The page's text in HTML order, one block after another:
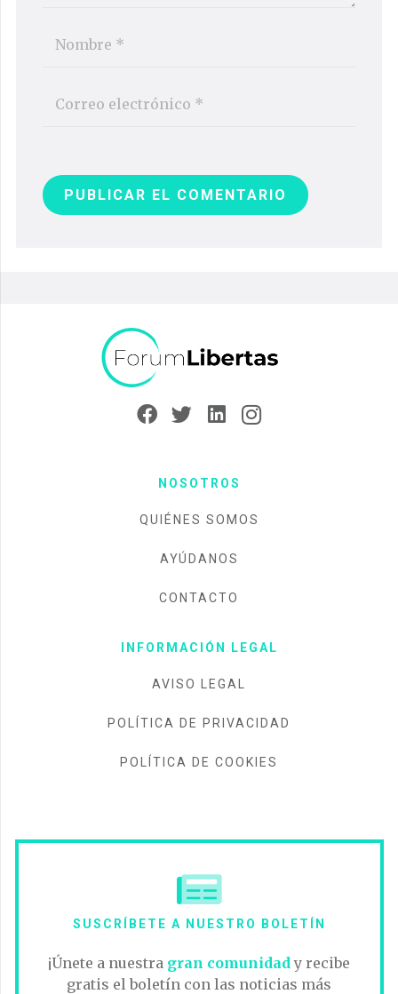
PUBLICAR EL COMENTARIO
NOSOTROS
QUIÉNES SOMOS
AYÚDANOS
CONTACTO
INFORMACIÓN LEGAL
AVISO LEGAL
POLÍTICA DE PRIVACIDAD
POLÍTICA DE COOKIES
SUSCRÍBETE A NUESTRO BOLETÍN
¡Únete a nuestra gran comunidady recibe
gratis el boletín con las noticias más